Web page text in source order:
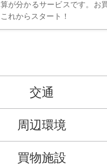
算が分かるサービスです。お
これからスタート！
交通
周辺環境
買物施設